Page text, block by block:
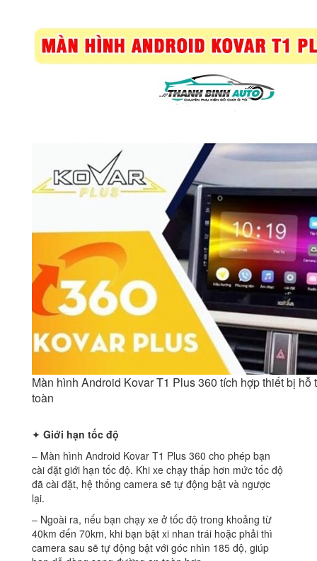
Màn hình Android Kovar T1 Plus 360 tích hợp thiết bị hỗ
toàn
✦ Giới hạn tốc độ
– Màn hình Android Kovar T1 Plus 360 cho phép bạn
cài đặt giới hạn tốc độ. Khi xe chạy thấp hơn mức tốc độ
đã cài đặt, hệ thống camera sẽ tự động bật và ngược
lại.
– Ngoài ra, nếu bạn chạy xe ở tốc độ trong khoảng từ
40km đến 70km, khi bạn bật xi nhan trái hoặc phải thì
camera sau sẽ tự động bật với góc nhìn 185 độ, giúp